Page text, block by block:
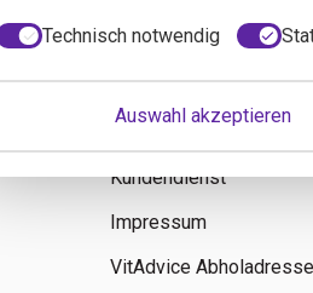
Infos
Kundendienst
Impressum
VitAdvice Abholadresse
Technisch notwendig
Auswahl akzeptieren